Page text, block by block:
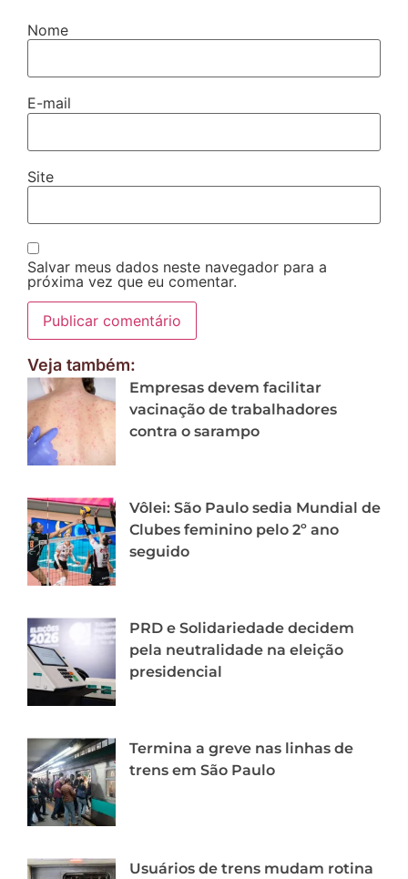
Nome
E-mail
Site
Salvar meus dados neste navegador para a
próxima vez que eu comentar.
Veja também:
Empresas devem facilitar
vacinação de trabalhadores
contra o sarampo
Vôlei: São Paulo sedia Mundial de
Clubes feminino pelo 2º ano
seguido
PRD e Solidariedade decidem
pela neutralidade na eleição
presidencial
Termina a greve nas linhas de
trens em São Paulo
Usuários de trens mudam rotina